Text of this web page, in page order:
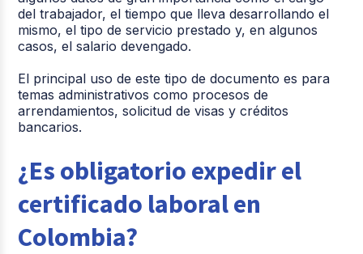
del trabajador, el tiempo que lleva desarrollando el
mismo, el tipo de servicio prestado y, en algunos
casos, el salario devengado.
El principal uso de este tipo de documento es para
temas administrativos como procesos de
arrendamientos, solicitud de visas y créditos
bancarios.
¿Es obligatorio expedir el
certificado laboral en
Colombia?